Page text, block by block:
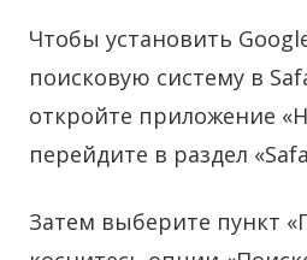
Чтобы установить
поисковую систему в
откройте приложение
перейдите в раздел
Затем выберите пункт